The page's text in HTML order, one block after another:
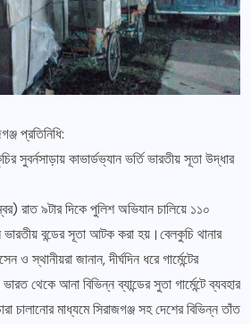
প্রতিনিধি:
সুবর্নসাড়ায় কাভার্ডভ্যান ভর্তি ভারতীয় সূতা উদ্ধার
রাত ৯টার দিকে পুলিশ অভিযান চালিয়ে ১১০
ভারতীয় বন্ডের সূতা আটক করা হয়।বেলকুচি থানার
ও স্থানীয়রা জানান, দীর্ঘদিন ধরে গার্মেন্টের
থেকে আনা বিভিন্ন ব্যান্ডের সুতা গার্মেন্টে ব্যবহার
চালানোর মাধ্যমে সিরাজগঞ্জ সহ দেশের বিভিন্ন তাঁত